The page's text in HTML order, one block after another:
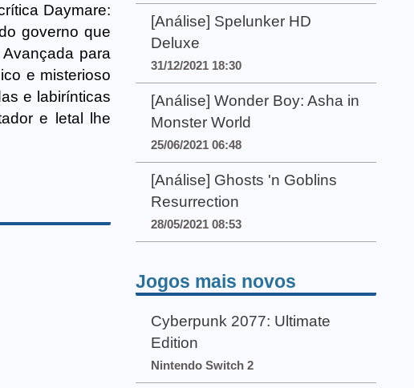
Daymare:
governo que
para
e misterioso
e labirínticas
e letal lhe
[Análise] Spelunker HD
Deluxe
31/12/2021 18:30
[Análise] Wonder Boy: Asha in
Monster World
25/06/2021 06:48
[Análise] Ghosts 'n Goblins
Resurrection
28/05/2021 08:53
Jogos mais novos
Cyberpunk 2077: Ultimate
Edition
Nintendo Switch 2